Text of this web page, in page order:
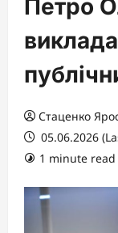
Петро
Стаценко
05.06.2026
1 minute read